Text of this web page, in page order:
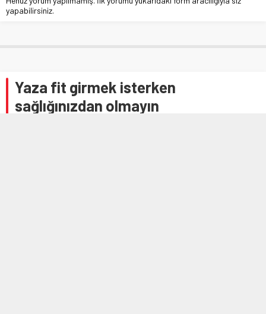
yapabilirsiniz.
Yaza fit girmek isterken
sağlığınızdan olmayın